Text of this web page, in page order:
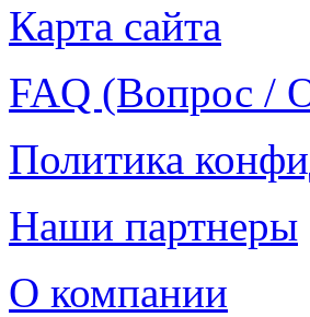
Карта сайта
FAQ (Вопрос /
Политика
Наши партнеры
О компании